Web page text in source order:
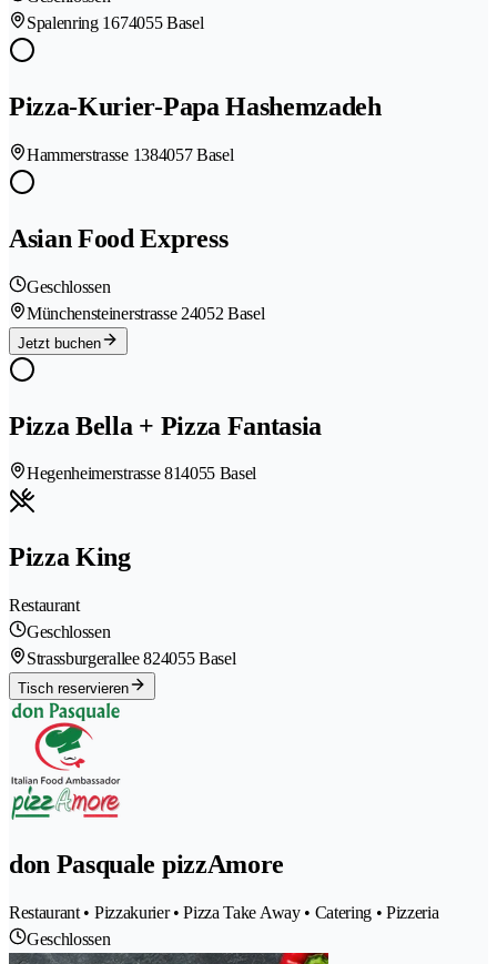
Spalenring 1674055 Basel
Pizza-Kurier-Papa Hashemzadeh
Hammerstrasse 1384057 Basel
Asian Food Express
Geschlossen
Münchensteinerstrasse 24052 Basel
Jetzt buchen
Pizza Bella + Pizza Fantasia
Hegenheimerstrasse 814055 Basel
Pizza King
Restaurant
Geschlossen
Strassburgerallee 824055 Basel
Tisch reservieren
don Pasquale pizzAmore
Restaurant • Pizzakurier • Pizza Take Away • Catering • Pizzeria
Geschlossen